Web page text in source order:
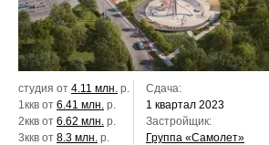
студия от 4.11 млн. р.
1ккв от 6.41 млн. р.
2ккв от 6.62 млн. р.
3ккв от 8.3 млн. р.
Сдача:
1 квартал 2023
Застройщик:
Группа «Самолет»